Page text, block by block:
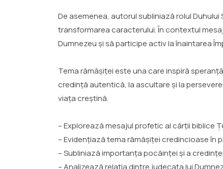
De asemenea, autorul subliniază rolul
transformarea caracterului. În contextul
Dumnezeu și să participe activ la înaintarea
Tema rămășiței este una care inspiră
credință autentică, la ascultare și la
viața creștină.
– Explorează mesajul profetic al cărții biblice
– Evidențiază tema rămășiței credincioase în
– Subliniază importanța pocăinței și a
– Analizează relația dintre judecata lui